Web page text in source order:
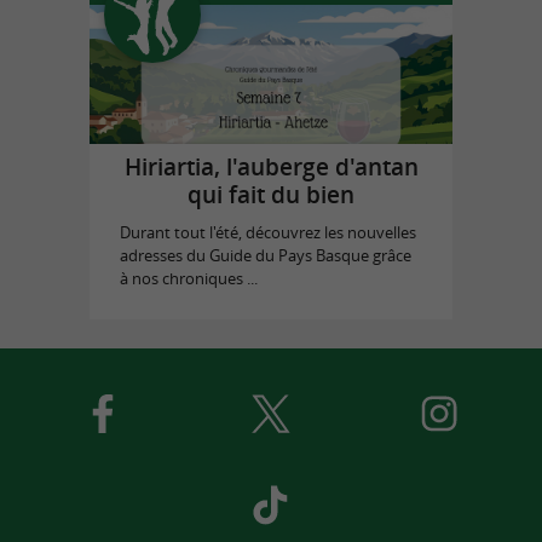
Hiriartia, l'auberge d'antan
qui fait du bien
Durant tout l'été, découvrez les nouvelles
adresses du Guide du Pays Basque grâce
à nos chroniques ...